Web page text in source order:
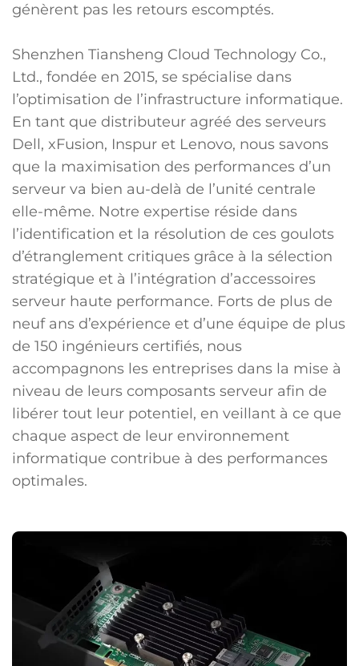
génèrent pas les retours escomptés.
Shenzhen Tiansheng Cloud Technology Co.,
Ltd., fondée en 2015, se spécialise dans
l’optimisation de l’infrastructure informatique.
En tant que distributeur agréé des serveurs
Dell, xFusion, Inspur et Lenovo, nous savons
que la maximisation des performances d’un
serveur va bien au-delà de l’unité centrale
elle-même. Notre expertise réside dans
l’identification et la résolution de ces goulots
d’étranglement critiques grâce à la sélection
stratégique et à l’intégration d’accessoires
serveur haute performance. Forts de plus de
neuf ans d’expérience et d’une équipe de plus
de 150 ingénieurs certifiés, nous
accompagnons les entreprises dans la mise à
niveau de leurs composants serveur afin de
libérer tout leur potentiel, en veillant à ce que
chaque aspect de leur environnement
informatique contribue à des performances
optimales.